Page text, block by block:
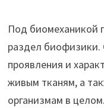
Под биомеханикой
раздел биофизики.
проявления и
живым тканям, а
организмам в